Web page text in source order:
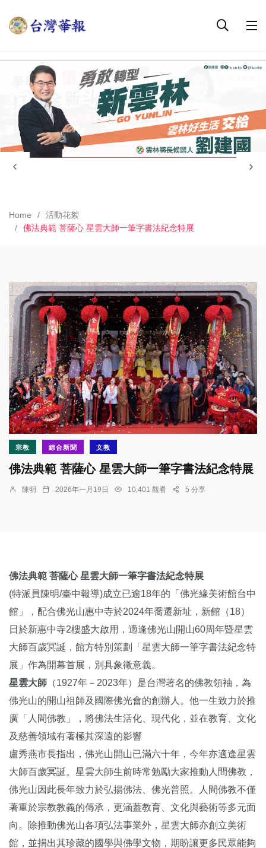
Home
活動花絮
佛法典範 菩薩心 星雲大師一筆字書法紀念特展
宗教 綜合新聞 文教
佛法典範 菩薩心 星雲大師一筆字書法紀念特展
陳明 2026年一月19日 10,401 觀看 5 分享
佛法典範 菩薩心 星雲大師一筆字書法紀念特展
(特派員陳明/臺中報導)成立已逾18年的「佛光緣美術館台中
館」，配合佛光山惠中寺於2024年喬遷新址，新館（18）
日於新惠中寺2樓盛大啟用，適逢佛光山開山60周年暨星雲
大師百歲冥誕，館方特別策劃「星雲大師一筆字書法紀念特
展」作為開幕首展，別具象徵意義。
星雲大師 （1927年－2023年）是台灣著名的佛教領袖，為
佛光山的開山祖師及國際佛光會的創辦人。他一生致力於推
廣「人間佛教」，將佛法生活化、現代化，並在教育、文化
及慈善領域有著極其深遠的影響
盧秀燕市長指出，佛光山開山已滿六十年，今年亦適逢星雲
大師百歲冥誕。星雲大師生前時常勉勵大家推動人間佛教，
佛光山因此長年致力於弘揚佛法、佛光普照。人間佛教不僅
著重於宗教教義的傳承，更涵蓋教育、文化與藝術等多元面
向。除推動佛光山各項弘法事業外，星雲大師亦創立美術
館，並捐出其珍藏的國學與佛學文物，期盼讓更多民眾能夠